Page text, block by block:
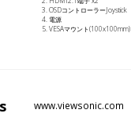
OSDコントローラーJoystick
電源
VESAマウント(100x100mm)
www.viewsonic.com